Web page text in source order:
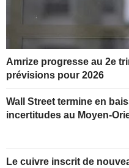
Amrize progresse au 2e
prévisions pour 2026
Wall Street termine en
incertitudes au Moyen-
Le cuivre inscrit de